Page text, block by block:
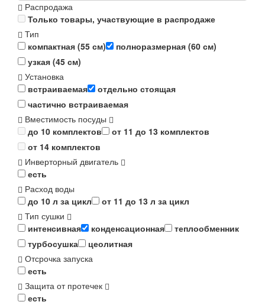
Распродажа
Только товары, участвующие в распродаже
Тип
компактная (55 см)
полноразмерная (60 см)
узкая (45 см)
Установка
встраиваемая
отдельно стоящая
частично встраиваемая
Вместимость посуды
до 10 комплектов
от 11 до 13 комплектов
от 14 комплектов
Инверторный двигатель
есть
Расход воды
до 10 л за цикл
от 11 до 13 л за цикл
Тип сушки
интенсивная
конденсационная
теплообменник
турбосушка
цеолитная
Отсрочка запуска
есть
Защита от протечек
есть